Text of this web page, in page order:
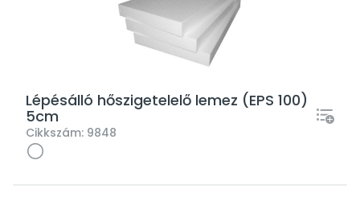
Lépésálló hőszigetelelő lemez (EPS 100)
5cm
Cikkszám: 9848